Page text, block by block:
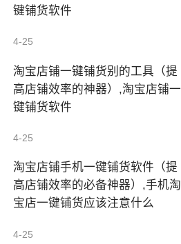
键铺货软件
4-25
淘宝店铺一键铺货别的工具（提
高店铺效率的神器）,淘宝店铺一
键铺货软件
4-25
淘宝店铺手机一键铺货软件（提
高店铺效率的必备神器）,手机淘
宝店一键铺货应该注意什么
4-25